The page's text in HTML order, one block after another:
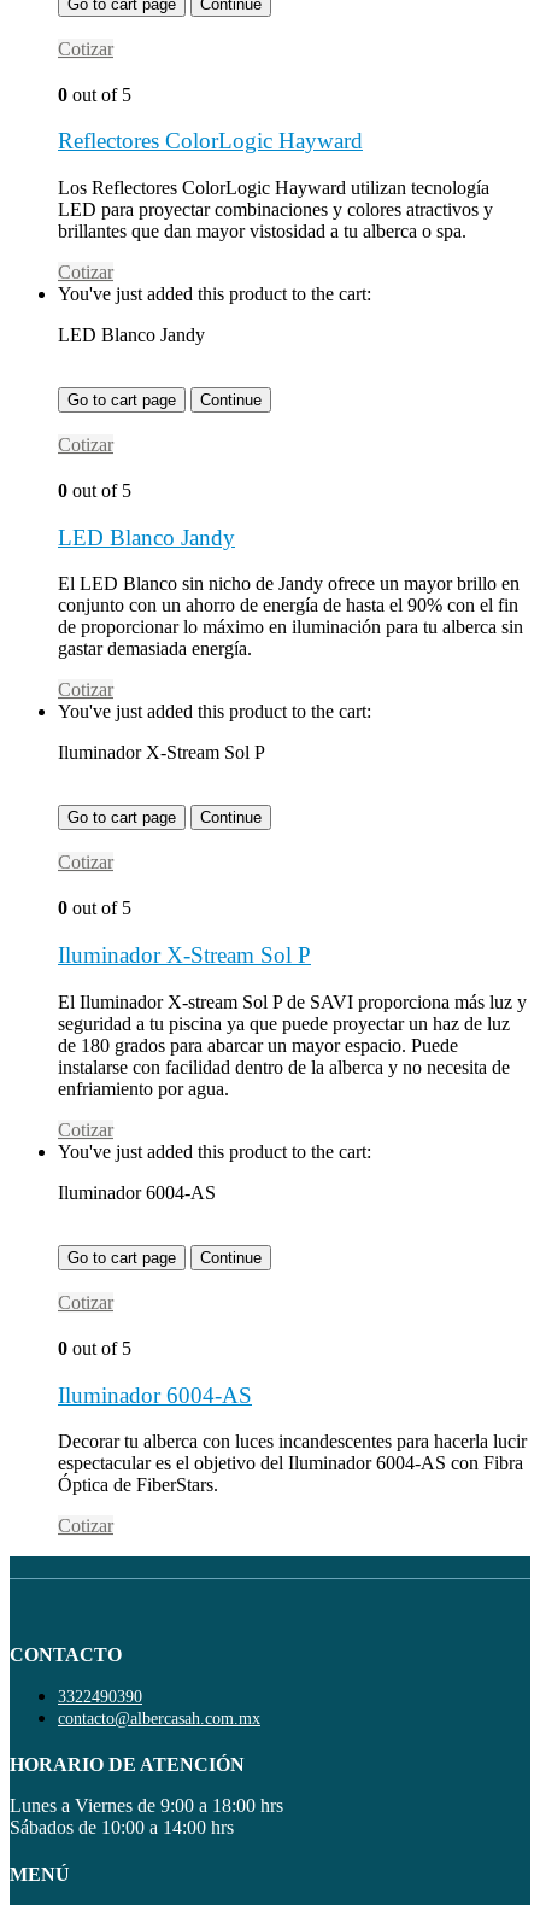
Go to cart page Continue
Cotizar
0 out of 5
Reflectores ColorLogic Hayward
Los Reflectores ColorLogic Hayward utilizan tecnología
LED para proyectar combinaciones y colores atractivos y
brillantes que dan mayor vistosidad a tu alberca o spa.
Cotizar
You've just added this product to the cart:
LED Blanco Jandy
Go to cart page Continue
Cotizar
0 out of 5
LED Blanco Jandy
El LED Blanco sin nicho de Jandy ofrece un mayor brillo en
conjunto con un ahorro de energía de hasta el 90% con el fin
de proporcionar lo máximo en iluminación para tu alberca sin
gastar demasiada energía.
Cotizar
You've just added this product to the cart:
Iluminador X-Stream Sol P
Go to cart page Continue
Cotizar
0 out of 5
Iluminador X-Stream Sol P
El Iluminador X-stream Sol P de SAVI proporciona más luz y
seguridad a tu piscina ya que puede proyectar un haz de luz
de 180 grados para abarcar un mayor espacio. Puede
instalarse con facilidad dentro de la alberca y no necesita de
enfriamiento por agua.
Cotizar
You've just added this product to the cart:
Iluminador 6004-AS
Go to cart page Continue
Cotizar
0 out of 5
Iluminador 6004-AS
Decorar tu alberca con luces incandescentes para hacerla lucir
espectacular es el objetivo del Iluminador 6004-AS con Fibra
Óptica de FiberStars.
Cotizar
CONTACTO
3322490390
contacto@albercasah.com.mx
HORARIO DE ATENCIÓN
Lunes a Viernes de 9:00 a 18:00 hrs
Sábados de 10:00 a 14:00 hrs
MENÚ